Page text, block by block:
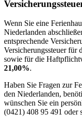
Wenn Sie eine
Niederlanden
entsprechende
Versicherungssteuer für
sowie für die
21,00%.
Haben Sie Fragen zur
den Niederlanden,
wünschen Sie ein
(0421) 408 95 491 oder